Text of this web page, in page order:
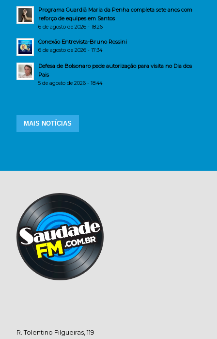
Programa Guardiã Maria da Penha completa sete anos com
reforço de equipes em Santos
6 de agosto de 2026 - 18:26
Conexão Entrevista-Bruno Rossini
6 de agosto de 2026 - 17:34
Defesa de Bolsonaro pede autorização para visita no Dia dos
Pais
5 de agosto de 2026 - 18:44
MAIS NOTÍCIAS
R. Tolentino Filgueiras, 119